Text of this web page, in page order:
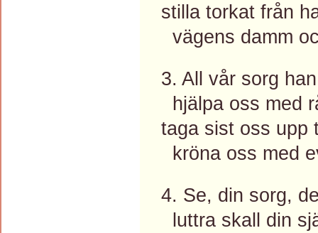
stilla torkat från
vägens damm
3. All vår sorg
hjälpa oss med
taga sist oss upp
kröna oss med
4. Se, din sorg,
luttra skall din